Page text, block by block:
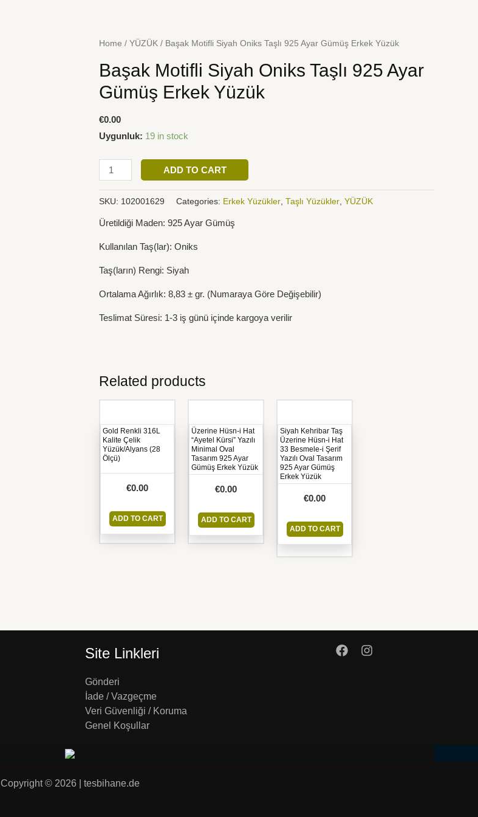
Home / YÜZÜK / Başak Motifli Siyah Oniks Taşlı 925 Ayar Gümüş Erkek Yüzük
Başak Motifli Siyah Oniks Taşlı 925 Ayar
Gümüş Erkek Yüzük
€0.00
Uygunluk: 19 in stock
Başak
Siyah
Oniks
Taşlı
925
Ayar
Erkek
Yüzük
quantity
ADD TO CART
SKU: 102001629 Categories: Erkek Yüzükler Taşlı Yüzükler YÜZÜK
Üretildiği Maden: 925 Ayar Gümüş
Kullanılan Taş(lar): Oniks
Taş(ların) Rengi: Siyah
Ortalama Ağırlık: 8,83 ± gr. (Numaraya Göre Değişebilir)
Teslimat Süresi: 1-3 iş günü içinde kargoya verilir
Related products
Gold Renkli 316L
Kalite Çelik
Yüzük/Alyans (28
Ölçü)
€0.00
ADD TO CART
Üzerine Hüsn-i Hat
“Ayetel Kürsi” Yazılı
Minimal Oval
Tasarım 925 Ayar
Gümüş Erkek Yüzük
€0.00
ADD TO CART
Siyah Kehribar Taş
Üzerine Hüsn-i Hat
33 Besmele-i Şerif
Yazılı Oval Tasarım
925 Ayar Gümüş
Erkek Yüzük
€0.00
ADD TO CART
Site Linkleri
Gönderi
İade / Vazgeçme
Veri Güvenliği / Koruma
Genel Koşullar
Copyright © 2026 | tesbihane.de